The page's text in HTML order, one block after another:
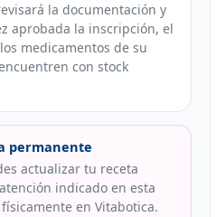
la documentación y
aprobada la inscripción, el
medicamentos de su
con stock
permanente
actualizar tu receta
indicado en esta
en Vitabotica.